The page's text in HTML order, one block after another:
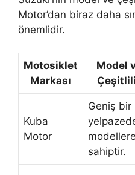
Motor’dan biraz daha
önemlidir.
Motosiklet
Markası
Model
Kuba
Motor
Geniş bir
modellere
sahiptir.